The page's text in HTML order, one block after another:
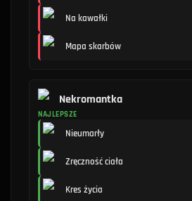
Na kawałki
Mapa skarbów
Nekromantka
NAJLEPSZE
Nieumarły
Zręczność ciała
Kres życia